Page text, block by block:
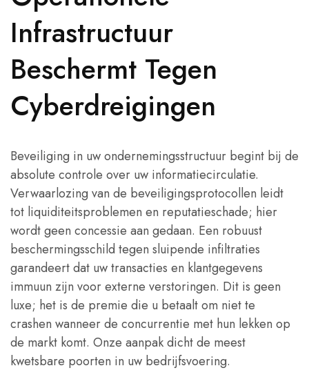
Infrastructuur
Beschermt Tegen
Cyberdreigingen
Beveiliging in uw ondernemingsstructuur begint bij de
absolute controle over uw informatiecirculatie.
Verwaarlozing van de beveiligingsprotocollen leidt
tot liquiditeitsproblemen en reputatieschade; hier
wordt geen concessie aan gedaan. Een robuust
beschermingsschild tegen sluipende infiltraties
garandeert dat uw transacties en klantgegevens
immuun zijn voor externe verstoringen. Dit is geen
luxe; het is de premie die u betaalt om niet te
crashen wanneer de concurrentie met hun lekken op
de markt komt. Onze aanpak dicht de meest
kwetsbare poorten in uw bedrijfsvoering.